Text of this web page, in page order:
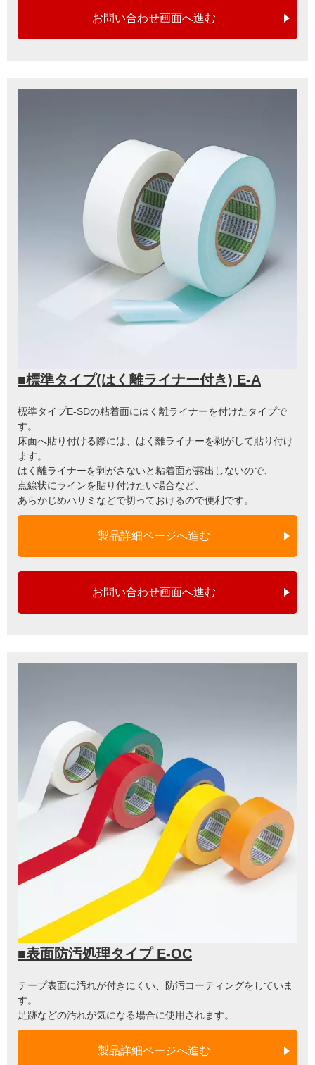
お問い合わせ画面へ進む
■標準タイプ(はく離ライナー付き) E-A
標準タイプE-SDの粘着面にはく離ライナーを付けたタイプで
す。
床面へ貼り付ける際には、はく離ライナーを剥がして貼り付け
ます。
はく離ライナーを剥がさないと粘着面が露出しないので、
点線状にラインを貼り付けたい場合など、
あらかじめハサミなどで切っておけるので便利です。
製品詳細ページへ進む
お問い合わせ画面へ進む
■表面防汚処理タイプ E-OC
テープ表面に汚れが付きにくい、防汚コーティングをしていま
す。
足跡などの汚れが気になる場合に使用されます。
製品詳細ページへ進む